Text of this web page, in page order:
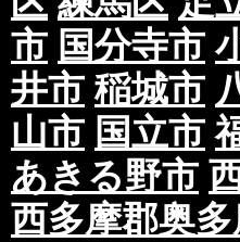
市 国分寺市
井市 稲城市
山市 国立市
あきる野市
西多摩郡奥